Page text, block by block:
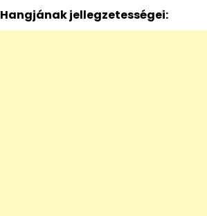
Hangjának jellegzetességei: